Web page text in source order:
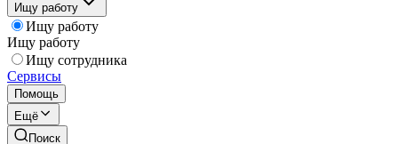
Ищу работу
Ищу работу
Ищу работу
Ищу сотрудника
Сервисы
Помощь
Ещё
Поиск